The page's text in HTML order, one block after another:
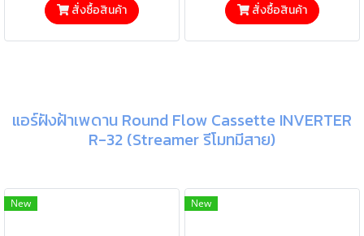
สั่งซื้อสินค้า สั่งซื้อสินค้า
แอร์ฝังฝ้าเพดาน Round Flow Cassette INVERTER
R-32 (Streamer รีโมทมีสาย)
New New